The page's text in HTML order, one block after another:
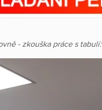
- zkouška práce s tabulí: